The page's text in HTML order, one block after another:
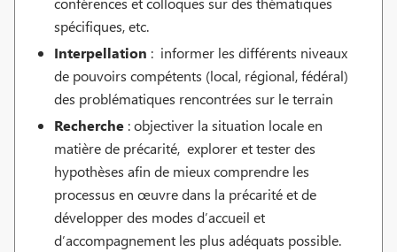
spécifiques, etc.
Interpellation : informer les différents niveaux
de pouvoirs compétents (local, régional, fédéral)
des problématiques rencontrées sur le terrain
Recherche : objectiver la situation locale en
matière de précarité, explorer et tester des
hypothèses afin de mieux comprendre les
processus en œuvre dans la précarité et de
développer des modes d’accueil et
d’accompagnement les plus adéquats possible.